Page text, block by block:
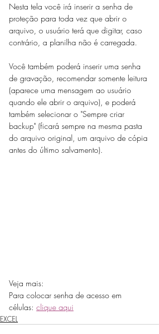
Nesta tela você irá inserir a senha de
proteção para toda vez que abrir o
arquivo, o usuário terá que digitar, caso
contrário, a planilha não é carregada.
Você também poderá inserir uma senha
de gravação, recomendar somente leitura
(aparece uma mensagem ao usuário
quando ele abrir o arquivo), e poderá
também selecionar o "Sempre criar
backup" (ficará sempre na mesma pasta
do arquivo original, um arquivo de cópia
antes do último salvamento).
Veja mais:
Para colocar senha de acesso em
células: clique aqui
EXCEL